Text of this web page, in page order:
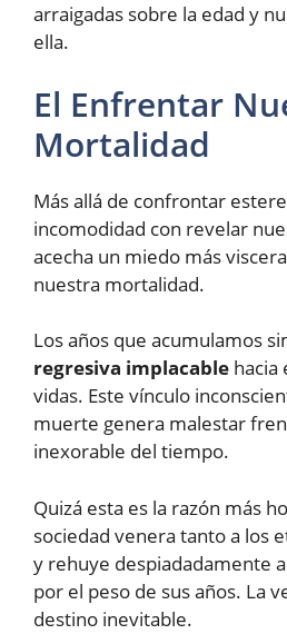
arraigadas sobre la edad y
ella.
El Enfrentar
Mortalidad
Más allá de confrontar
incomodidad con revelar
acecha un miedo más
nuestra mortalidad.
Los años que acumulamos
regresiva implacable hacia
vidas. Este vínculo
muerte genera malestar
inexorable del tiempo.
Quizá esta es la razón más
sociedad venera tanto a los
y rehuye despiadadamente
por el peso de sus años. La
destino inevitable.